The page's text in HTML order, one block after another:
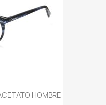
HOMBRE